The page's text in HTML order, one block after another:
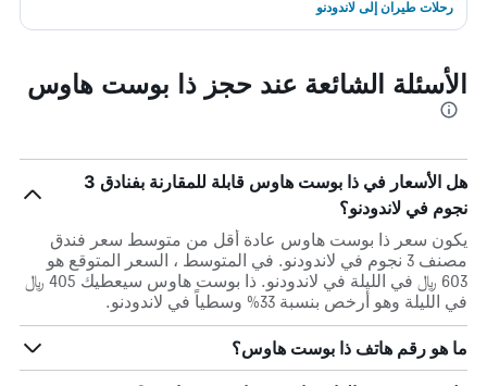
رحلات طيران إلى لاندودنو
الأسئلة الشائعة عند حجز ذا بوست هاوس
هل الأسعار في ذا بوست هاوس قابلة للمقارنة بفنادق 3
نجوم في لاندودنو؟
يكون سعر ذا بوست هاوس عادة أقل من متوسط ​​سعر فندق
مصنف 3 نجوم في لاندودنو. في المتوسط ، السعر المتوقع هو
603 ﷼ في الليلة في لاندودنو. ذا بوست هاوس سيعطيك 405 ﷼
في الليلة وهو أرخص بنسبة 33% وسطياً في لاندودنو.
ما هو رقم هاتف ذا بوست هاوس؟